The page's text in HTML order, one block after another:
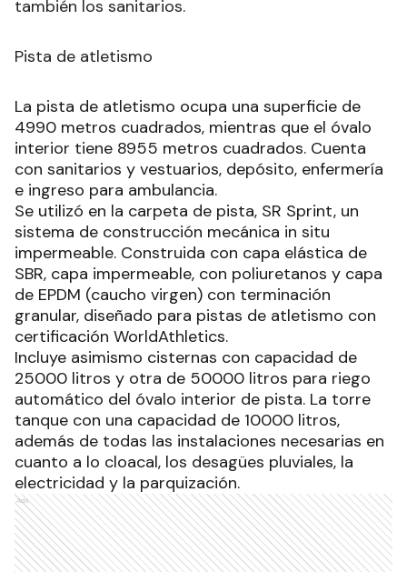
también los sanitarios.
Pista de atletismo
La pista de atletismo ocupa una superficie de
4990 metros cuadrados, mientras que el óvalo
interior tiene 8955 metros cuadrados. Cuenta
con sanitarios y vestuarios, depósito, enfermería
e ingreso para ambulancia.
Se utilizó en la carpeta de pista, SR Sprint, un
sistema de construcción mecánica in situ
impermeable. Construida con capa elástica de
SBR, capa impermeable, con poliuretanos y capa
de EPDM (caucho virgen) con terminación
granular, diseñado para pistas de atletismo con
certificación WorldAthletics.
Incluye asimismo cisternas con capacidad de
25000 litros y otra de 50000 litros para riego
automático del óvalo interior de pista. La torre
tanque con una capacidad de 10000 litros,
además de todas las instalaciones necesarias en
cuanto a lo cloacal, los desagües pluviales, la
electricidad y la parquización.
Ads